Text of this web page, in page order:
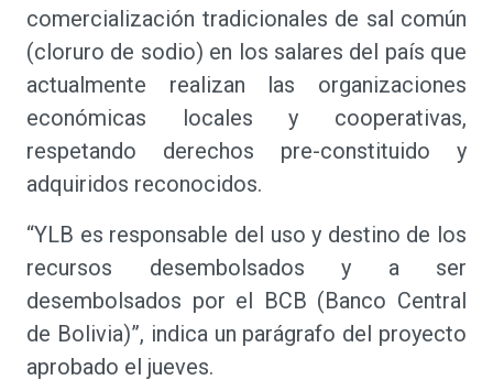
comercialización tradicionales de sal común
(cloruro de sodio) en los salares del país que
actualmente realizan las organizaciones
económicas locales y cooperativas,
respetando derechos pre-constituido y
adquiridos reconocidos.
“YLB es responsable del uso y destino de los
recursos desembolsados y a ser
desembolsados por el BCB (Banco Central
de Bolivia)”, indica un parágrafo del proyecto
aprobado el jueves.